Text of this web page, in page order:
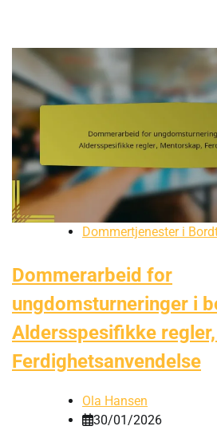
Dommertjenester i
Dommerarbeid for
ungdomsturneringer i
Aldersspesifikke
Ferdighetsanvendelse
Ola Hansen
30/01/2026